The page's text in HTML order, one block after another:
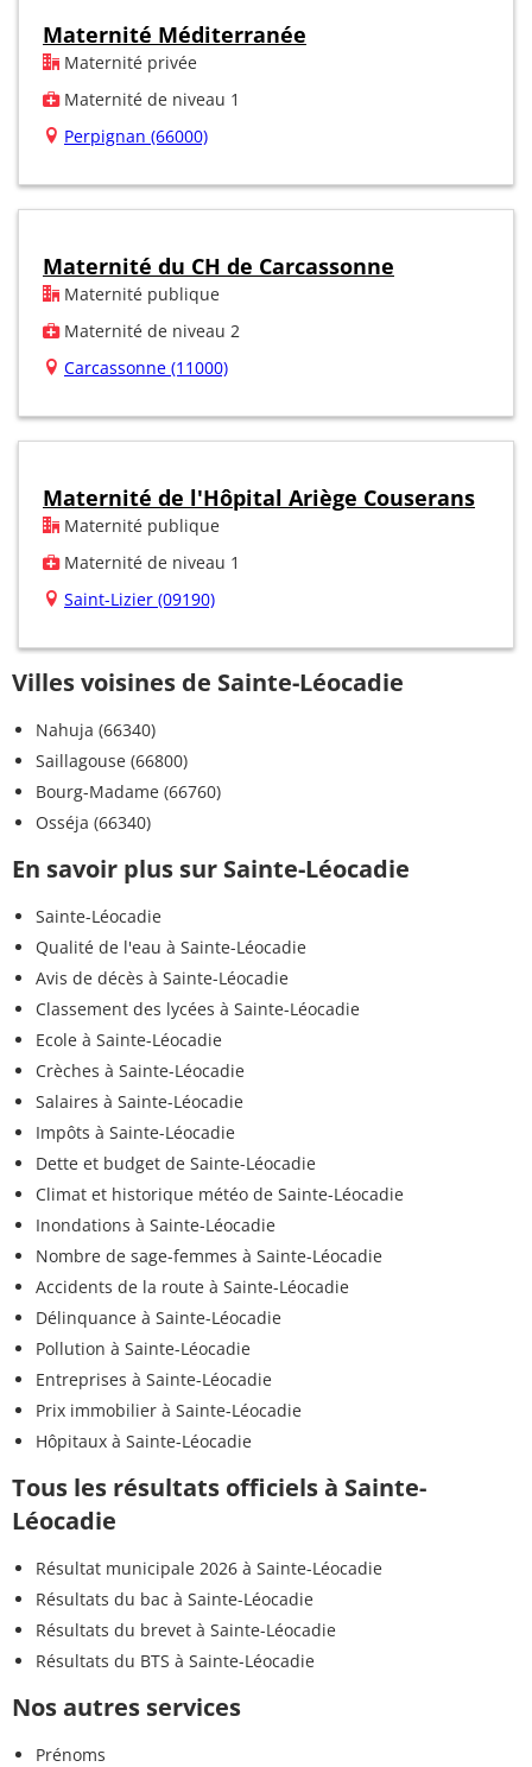
Maternité Méditerranée
Maternité privée
Maternité de niveau 1
Perpignan (66000)
Maternité du CH de Carcassonne
Maternité publique
Maternité de niveau 2
Carcassonne (11000)
Maternité de l'Hôpital Ariège Couserans
Maternité publique
Maternité de niveau 1
Saint-Lizier (09190)
Villes voisines de Sainte-Léocadie
Nahuja (66340)
Saillagouse (66800)
Bourg-Madame (66760)
Osséja (66340)
En savoir plus sur Sainte-Léocadie
Sainte-Léocadie
Qualité de l'eau à Sainte-Léocadie
Avis de décès à Sainte-Léocadie
Classement des lycées à Sainte-Léocadie
Ecole à Sainte-Léocadie
Crèches à Sainte-Léocadie
Salaires à Sainte-Léocadie
Impôts à Sainte-Léocadie
Dette et budget de Sainte-Léocadie
Climat et historique météo de Sainte-Léocadie
Inondations à Sainte-Léocadie
Nombre de sage-femmes à Sainte-Léocadie
Accidents de la route à Sainte-Léocadie
Délinquance à Sainte-Léocadie
Pollution à Sainte-Léocadie
Entreprises à Sainte-Léocadie
Prix immobilier à Sainte-Léocadie
Hôpitaux à Sainte-Léocadie
Tous les résultats officiels à Sainte-
Léocadie
Résultat municipale 2026 à Sainte-Léocadie
Résultats du bac à Sainte-Léocadie
Résultats du brevet à Sainte-Léocadie
Résultats du BTS à Sainte-Léocadie
Nos autres services
Prénoms